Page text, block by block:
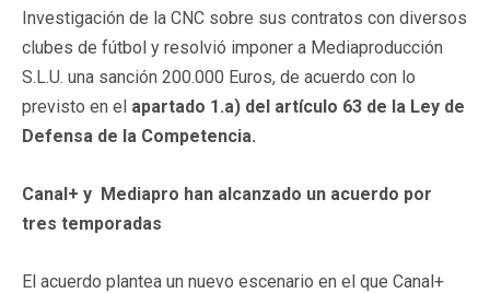
Investigación de la CNC sobre sus contratos con diversos
clubes de fútbol y resolvió imponer a Mediaproducción
S.L.U. una sanción 200.000 Euros, de acuerdo con lo
previsto en el apartado 1.a) del artículo 63 de la Ley de
Defensa de la Competencia.
Canal+ y Mediapro han alcanzado un acuerdo por
tres temporadas
El acuerdo plantea un nuevo escenario en el que Canal+